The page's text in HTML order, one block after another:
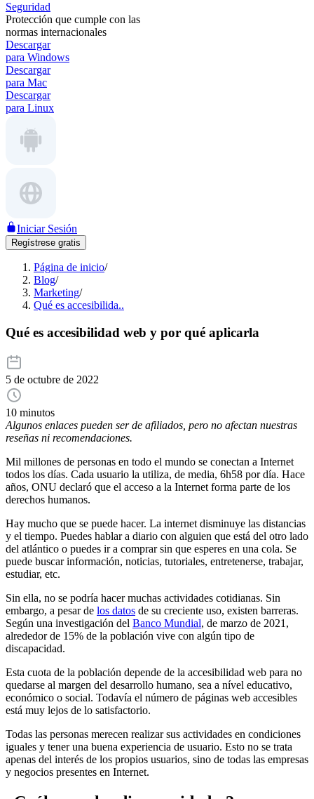
Seguridad
Protección que cumple con las
normas internacionales
Descargar
para Windows
Descargar
para Mac
Descargar
para Linux
Iniciar Sesión
Regístrese gratis
Página de inicio/
Blog/
Marketing/
Qué es accesibilida..
Qué es accesibilidad web y por qué aplicarla
5 de octubre de 2022
10 minutos
Algunos enlaces pueden ser de afiliados, pero no afectan nuestras
reseñas ni recomendaciones.
Mil millones de personas en todo el mundo se conectan a Internet
todos los días. Cada usuario la utiliza, de media, 6h58 por día. Hace
años, ONU declaró que el acceso a la Internet forma parte de los
derechos humanos.
Hay mucho que se puede hacer. La internet disminuye las distancias
y el tiempo. Puedes hablar a diario con alguien que está del otro lado
del atlántico o puedes ir a comprar sin que esperes en una cola. Se
puede buscar información, noticias, tutoriales, entretenerse, trabajar,
estudiar, etc.
Sin ella, no se podría hacer muchas actividades cotidianas. Sin
embargo, a pesar de los datos de su creciente uso, existen barreras.
Según una investigación del Banco Mundial, de marzo de 2021,
alrededor de 15% de la población vive con algún tipo de
discapacidad.
Esta cuota de la población depende de la accesibilidad web para no
quedarse al margen del desarrollo humano, sea a nível educativo,
económico o social. Todavía el número de páginas web accesibles
está muy lejos de lo satisfactorio.
Todas las personas merecen realizar sus actividades en condiciones
iguales y tener una buena experiencia de usuario. Esto no se trata
apenas del interés de los propios usuarios, sino de todas las empresas
y negocios presentes en Internet.